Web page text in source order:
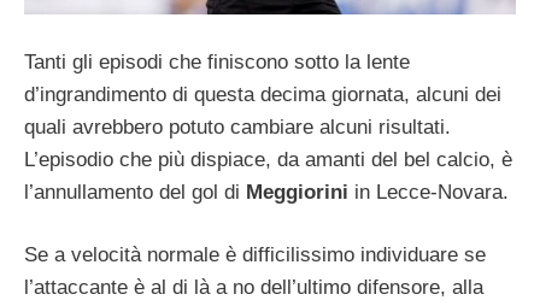
Tanti gli episodi che finiscono sotto la lente
d’ingrandimento di questa decima giornata, alcuni dei
quali avrebbero potuto cambiare alcuni risultati.
L’episodio che più dispiace, da amanti del bel calcio, è
l’annullamento del gol di Meggiorini in Lecce-Novara.
Se a velocità normale è difficilissimo individuare se
l’attaccante è al di là a no dell’ultimo difensore, alla